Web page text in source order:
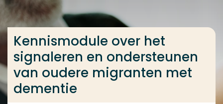
Ga direct naar de content
... > Kennismodule over het signaleren en
Kennismodule over het
signaleren en ondersteunen
van oudere migranten met
dementie
Veel gezocht
Opleiding